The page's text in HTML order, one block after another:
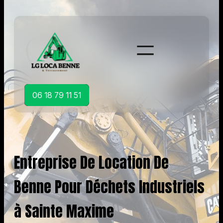
06 18 79 11 51
Entreprise De Location De
Benne Pour Déchets Industriels
à Sainte Maxime